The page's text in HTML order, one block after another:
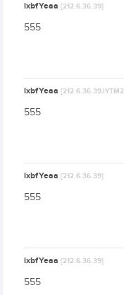
lxbfYeaa[212.6.36.39]
555
lxbfYeaa
555
lxbfYeaa[212.6.36.39]
555
lxbfYeaa[212.6.36.39]
555